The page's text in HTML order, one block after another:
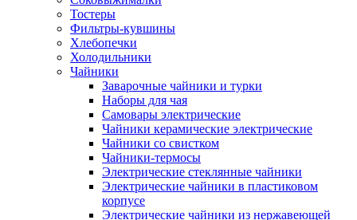
Тостеры
Фильтры-кувшины
Хлебопечки
Холодильники
Чайники
Заварочные чайники и турки
Наборы для чая
Самовары электрические
Чайники керамические электрические
Чайники со свистком
Чайники-термосы
Электрические стеклянные чайники
Электрические чайники в пластиковом
корпусе
Электрические чайники из нержавеющей